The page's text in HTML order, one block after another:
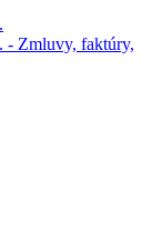
- Zmluvy, faktúry,